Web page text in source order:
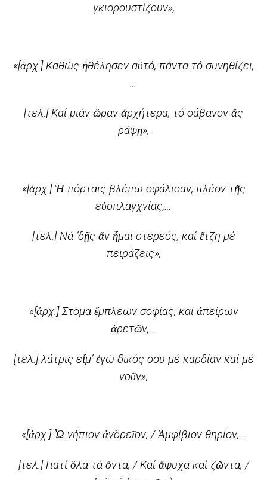
γκιορουστίζουν»,
«[ἀρχ.] Καθώς ἠθέλησεν αὐτό, πάντα τό συνηθίζει,
…
[τελ.] Καί μιάν ὥραν ἀρχήτερα, τό σάβανον ἄς
ράψῃ»,
«[ἀρχ.] Ἡ πόρταις βλέπω σφάλισαν, πλέον τῆς
εὐσπλαγχνίας,…
[τελ.] Νά ’δῇς ἄν ἦμαι στερεός, καί ἔτζη μέ
πειράζεις»,
«[ἀρχ.] Στόμα ἔμπλεων σοφίας, καί ἀπείρων
ἀρετῶν,…
[τελ.] λάτρις εἶμ’ ἐγώ δικός σου μέ καρδίαν καί μέ
νοῦν»,
«[ἀρχ.] Ὦ νήπιον ἀνδρεῖον, / Ἀμφίβιον θηρίον,…
[τελ.] Γιατί ὅλα τά ὄντα, / Καί ἄψυχα καί ζῶντα, /